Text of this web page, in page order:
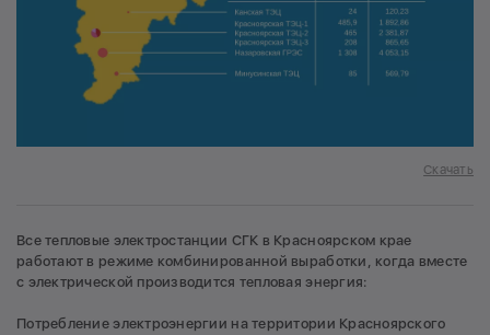
Скачать
Все тепловые электростанции СГК в Красноярском крае
работают в режиме комбинированной выработки, когда вместе
с электрической производится тепловая энергия:
Потребление электроэнергии на территории Красноярского